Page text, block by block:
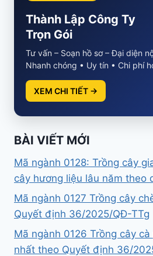
Thành Lập Công Ty
Trọn Gói
Tư vấn – Soạn hồ sơ – Đại diện
Nhanh chóng • Uy tín • Chi phí
XEM CHI TIẾT →
BÀI VIẾT MỚI
Mã ngành 0128: Trồng cây
cây hương liệu lâu năm theo
Mã ngành 0127 Trồng cây
Quyết định 36/2025/QĐ-TTg
Mã ngành 0126 Trồng cây
nhất theo Quyết định 36/